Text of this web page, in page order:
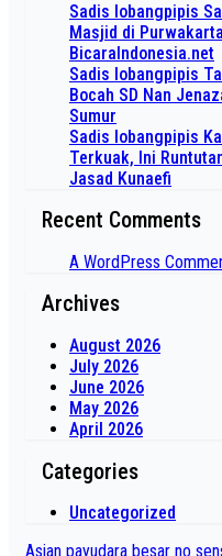
Sadis lobangpipis
Masjid di
BicaraIndonesia.net
Sadis lobangpipis
Bocah SD Nan
Sumur
Sadis lobangpipis
Terkuak, Ini
Jasad Kunaefi
Recent Comments
A WordPress
Archives
August 2026
July 2026
June 2026
May 2026
April 2026
Categories
Uncategorized
Asian payudara besar no